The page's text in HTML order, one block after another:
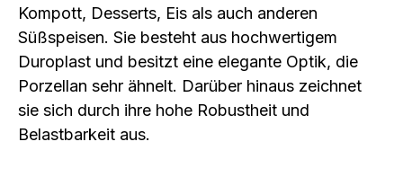
Kompott, Desserts, Eis als auch anderen
Süßspeisen. Sie besteht aus hochwertigem
Duroplast und besitzt eine elegante Optik, die
Porzellan sehr ähnelt. Darüber hinaus zeichnet
sie sich durch ihre hohe Robustheit und
Belastbarkeit aus.